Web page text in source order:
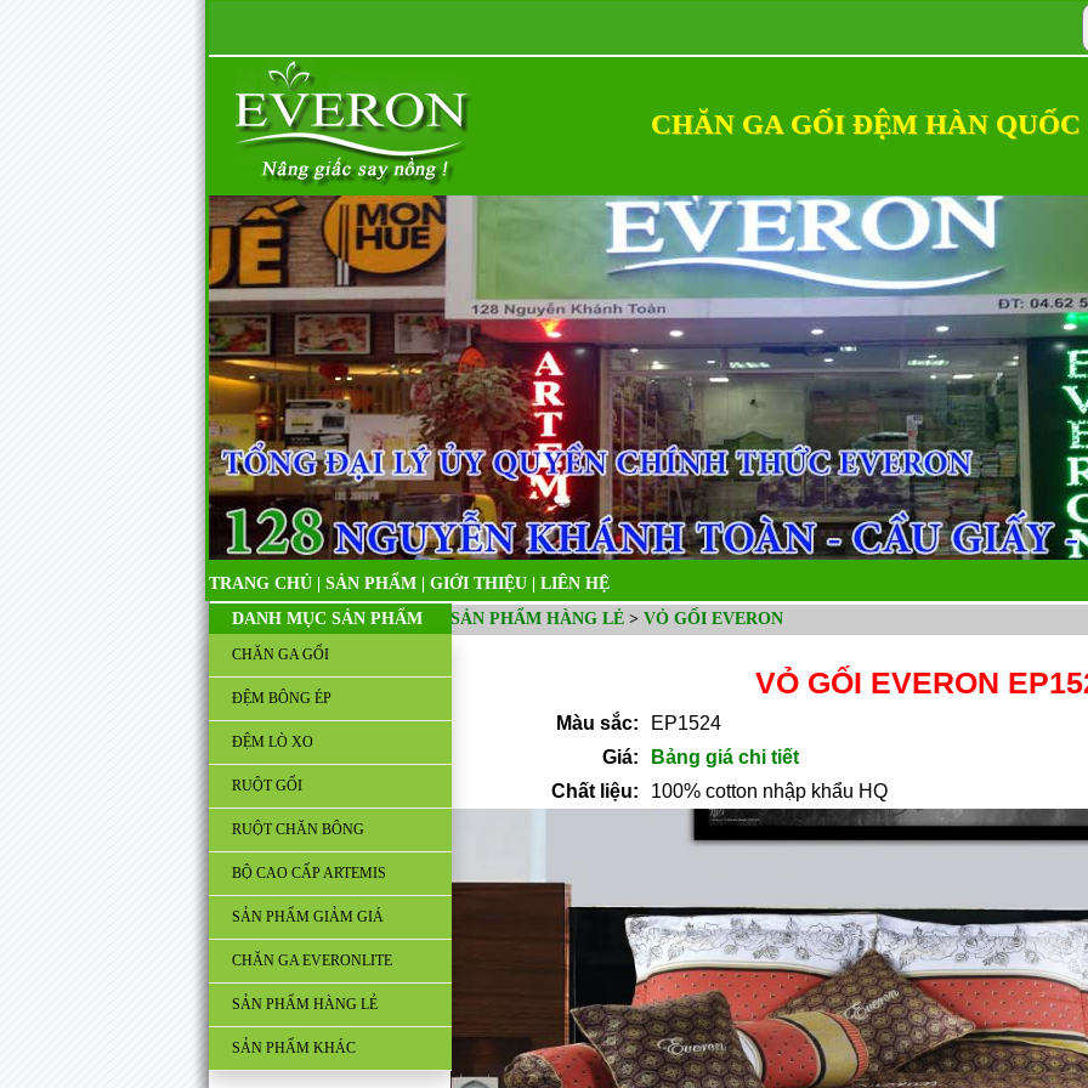
CHĂN GA GỐI ĐỆM HÀN
TRANG CHỦ SẢN PHẨM GIỚI THIỆU
LIÊN HỆ
DANH MỤC SẢN PHẨM
CHĂN GA GỐI
ĐỆM BÔNG ÉP
ĐỆM LÒ XO
RUỘT GỐI
RUỘT CHĂN BÔNG
BỘ CAO CẤP ARTEMIS
SẢN PHẨM GIẢM GIÁ
CHĂN GA EVERONLITE
SẢN PHẨM HÀNG LẺ
SẢN PHẨM KHÁC
SẢN PHẨM HÀNG LẺ > VỎ GỐI EVERON
VỎ GỐI EVERON
Màu sắc:
EP1524
Giá:
Bảng giá chi tiết
Chất liệu:
100% cotton nhập khẩu HQ